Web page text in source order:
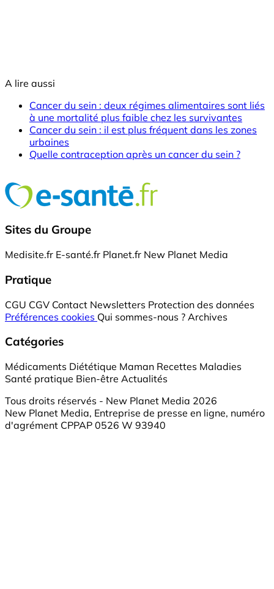
A lire aussi
Cancer du sein : deux régimes alimentaires sont liés
à une mortalité plus faible chez les survivantes
Cancer du sein : il est plus fréquent dans les zones
urbaines
Quelle contraception après un cancer du sein ?
Sites du Groupe
Medisite.fr E-santé.fr Planet.fr New Planet Media
Pratique
CGU CGV Contact Newsletters Protection des données
Préférences cookies Qui sommes-nous ? Archives
Catégories
Médicaments Diététique Maman Recettes Maladies
Santé pratique Bien-être Actualités
Tous droits réservés - New Planet Media 2026
New Planet Media, Entreprise de presse en ligne, numéro
d'agrément CPPAP 0526 W 93940